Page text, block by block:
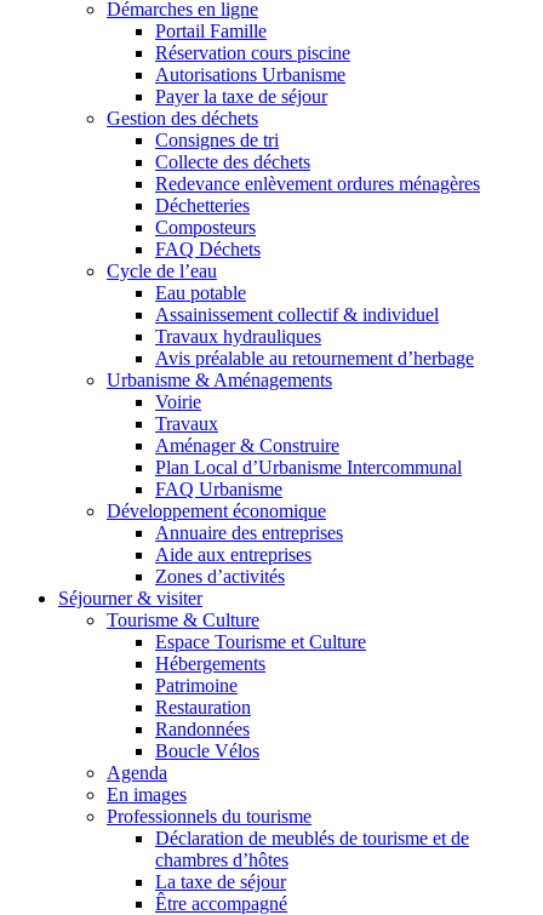
Démarches en ligne
Portail Famille
Réservation cours piscine
Autorisations Urbanisme
Payer la taxe de séjour
Gestion des déchets
Consignes de tri
Collecte des déchets
Redevance enlèvement ordures ménagères
Déchetteries
Composteurs
FAQ Déchets
Cycle de l’eau
Eau potable
Assainissement collectif & individuel
Travaux hydrauliques
Avis préalable au retournement d’herbage
Urbanisme & Aménagements
Voirie
Travaux
Aménager & Construire
Plan Local d’Urbanisme Intercommunal
FAQ Urbanisme
Développement économique
Annuaire des entreprises
Aide aux entreprises
Zones d’activités
Séjourner & visiter
Tourisme & Culture
Espace Tourisme et Culture
Hébergements
Patrimoine
Restauration
Randonnées
Boucle Vélos
Agenda
En images
Professionnels du tourisme
Déclaration de meublés de tourisme et de
chambres d’hôtes
La taxe de séjour
Être accompagné